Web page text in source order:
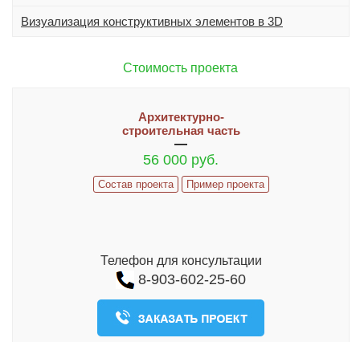
Эркер
Индивидуальное проектирование
Как заказать проект
Гарантии и сервис
Реализованные проекты
Визуализация конструктивных элементов в 3D
Стоимость проекта
Архитектурно-
строительная часть
56 000 руб.
Состав проекта Пример проекта
Телефон для консультации
8-903-602-25-60